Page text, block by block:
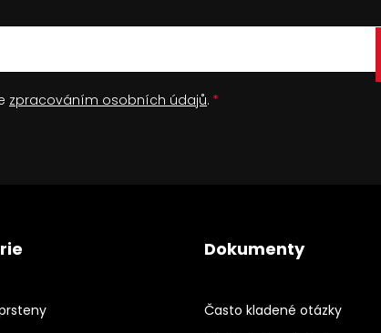
zpracováním osobních údajů.
Dokumenty
Často kladené otázky